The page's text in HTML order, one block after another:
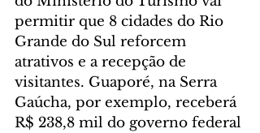
permitir que 8 cidades do Rio
Grande do Sul reforcem
atrativos e a recepção de
visitantes. Guaporé, na Serra
Gaúcha, por exemplo, receberá
R$ 238,8 mil do governo federal